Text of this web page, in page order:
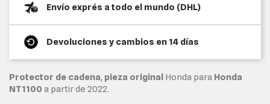
Envío exprés a todo el mundo (DHL)
Devoluciones y cambios en 14 días
Protector de cadena, pieza original Honda para Honda
NT1100 a partir de 2022.